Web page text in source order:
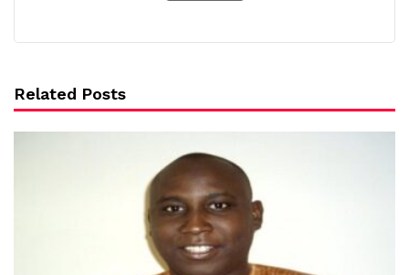
Related Posts